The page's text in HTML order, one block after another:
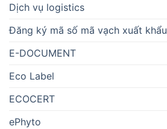
Dịch vụ logistics
Đăng ký mã số mã vạch xuất khẩu
E-DOCUMENT
Eco Label
ECOCERT
ePhyto